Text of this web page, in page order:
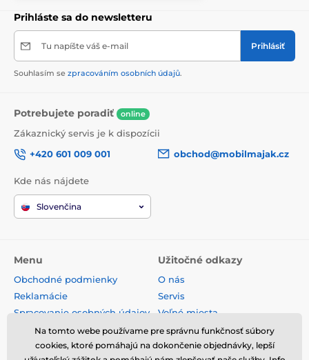
Prihláste sa do newsletteru
Tu napíšte váš e-mail Prihlásiť
Souhlasím se zpracováním osobních údajů.
Potrebujete poradiť online
Zákaznický servis je k dispozícii
+420 601 009 001
obchod@mobilmajak.cz
Kde nás nájdete
Slovenčina
Menu
Obchodné podmienky
Reklamácie
Spracovanie osobných údajov
Doprava a platba
Odstúpenie od zmluvy
Užitočné odkazy
O nás
Servis
Voľné miesta
Kontakt
Na tomto webe používame pre správnu funkčnosť súbory
cookies, ktoré pomáhajú na dokončenie objednávky, lepší